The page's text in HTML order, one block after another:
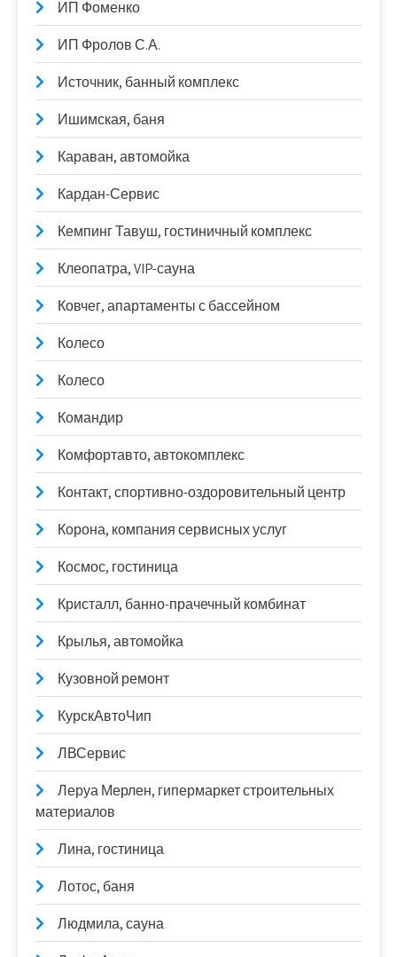
ИП Фоменко
ИП Фролов С.А.
Источник, банный комплекс
Ишимская, баня
Караван, автомойка
Кардан-Сервис
Кемпинг Тавуш, гостиничный комплекс
Клеопатра, VIP-сауна
Ковчег, апартаменты с бассейном
Колесо
Колесо
Командир
Комфортавто, автокомплекс
Контакт, спортивно-оздоровительный центр
Корона, компания сервисных услуг
Космос, гостиница
Кристалл, банно-прачечный комбинат
Крылья, автомойка
Кузовной ремонт
КурскАвтоЧип
ЛВСервис
Леруа Мерлен, гипермаркет строительных
материалов
Лина, гостиница
Лотос, баня
Людмила, сауна